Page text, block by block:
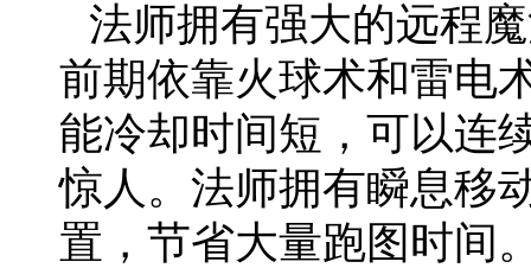
法师拥有强大的远程
前期依靠火球术和雷电
能冷却时间短，可以连
惊人。法师拥有瞬息移
置，节省大量跑图时间